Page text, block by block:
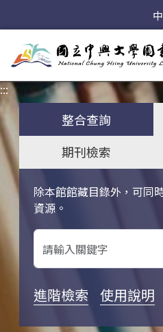
:::
整合查詢
期刊檢索
除本館館藏目錄外，可同
資源。
關鍵字搜尋
進階檢索 使用說明